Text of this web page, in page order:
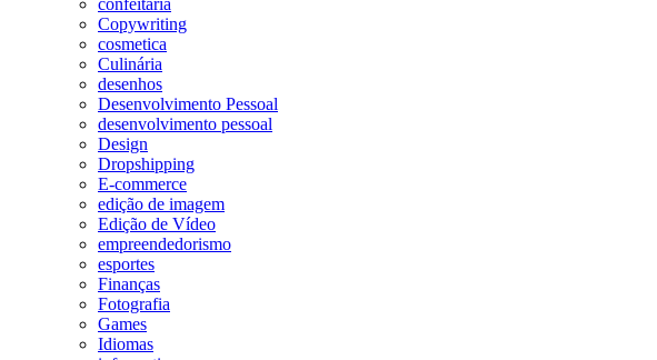
Copywriting
cosmetica
Culinária
desenhos
Desenvolvimento Pessoal
desenvolvimento pessoal
Design
Dropshipping
E-commerce
edição de imagem
Edição de Vídeo
empreendedorismo
esportes
Finanças
Fotografia
Games
Idiomas